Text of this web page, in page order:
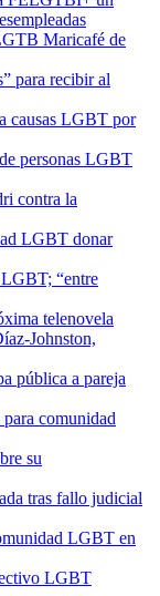
Maricafé de
para recibir al
causas LGBT por
personas LGBT
contra la
LGBT donar
“entre
telenovela
Johnston,
pública a pareja
comunidad
su
tras fallo judicial
LGBT en
LGBT